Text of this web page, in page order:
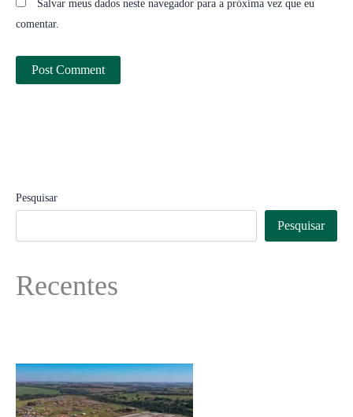
Salvar meus dados neste navegador para a próxima vez que eu
comentar.
Pesquisar
Pesquisar
Recentes